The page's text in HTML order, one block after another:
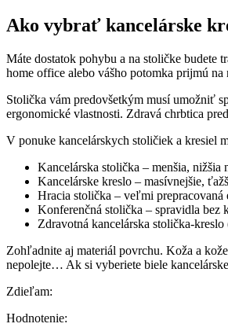
Ako vybrať kancelárske
Máte dostatok pohybu a na stoličke
home office alebo vášho potomka prijmú
Stolička vám predovšetkým musí umožniť
ergonomické vlastnosti. Zdravá chrbtica
V ponuke kancelárskych stoličiek a kresiel
Kancelárska stolička – menšia, nižšia
Kancelárske kreslo – masívnejšie,
Hracia stolička – veľmi prepracovaná
Konferenčná stolička – spravidla bez
Zdravotná kancelárska stolička-
Zohľadnite aj materiál povrchu. Koža a
nepolejte… Ak si vyberiete biele
Zdieľam:
Hodnotenie: